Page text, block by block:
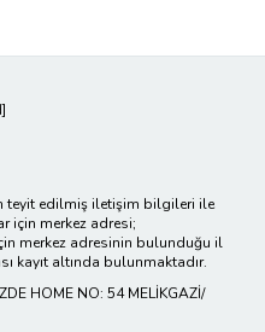
teyit edilmiş iletişim bilgileri ile
için merkez adresi;
merkez adresinin bulunduğu il
kayıt altında bulunmaktadır.
HOME NO: 54 MELİKGAZİ/